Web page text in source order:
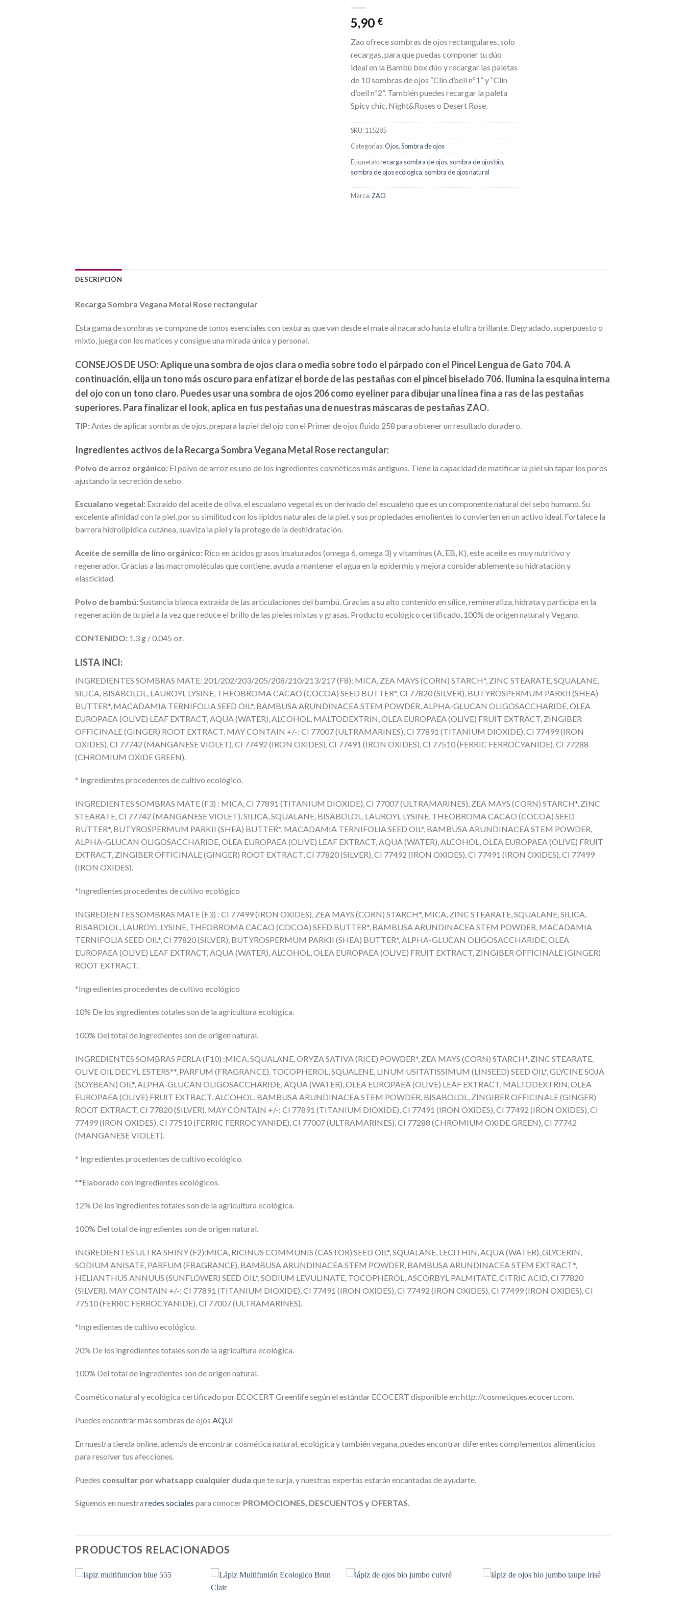
5,90 €
Zao ofrece sombras de ojos rectangulares, solo
recargas, para que puedas componer tu dúo
ideal en la Bambú box dúo y recargar las paletas
de 10 sombras de ojos “Clin d’oeil nº1” y “Clin
d’oeil nº2”. También puedes recargar la paleta
Spicy chic, Night&Roses o Desert Rose.
SKU:115285
Categorías:Ojos,Sombra de ojos
Etiquetas:recarga sombra de ojos, sombra de ojos bio,
sombra de ojos ecologica, sombra de ojos natural
Marca:ZAO
DESCRIPCIÓN
Recarga Sombra Vegana Metal Rose rectangular
Esta gama de sombras se compone de tonos esenciales con texturas que van desde el mate al nacarado hasta el ultra brillante. Degradado, superpuesto o
mixto, juega con los matices y consigue una mirada única y personal.
CONSEJOS DE USO:Aplique una sombra de ojos clara o media sobre todo el párpado con el Pincel Lengua de Gato 704. A
continuación, elija un tono más oscuro para enfatizar el borde de las pestañas con el pincel biselado 706. Ilumina la esquina interna
del ojo con un tono claro. Puedes usar una sombra de ojos 206 como eyeliner para dibujar una línea fina a ras de las pestañas
superiores. Para finalizar el look, aplica en tus pestañas una de nuestras máscaras de pestañas ZAO.
TIP:Antes de aplicar sombras de ojos, prepara la piel del ojo con el Primer de ojos fluido 258 para obtener un resultado duradero.
Ingredientes activos de la Recarga Sombra Vegana Metal Roserectangular:
Polvo de arroz orgánico: El polvo de arroz es uno de los ingredientes cosméticos más antiguos. Tiene la capacidad de matificar la piel sin tapar los poros
ajustando la secreción de sebo.
Escualano vegetal: Extraído del aceite de oliva, el escualano vegetal es un derivado del escualeno que es un componente natural del sebo humano. Su
excelente afinidad con la piel, por su similitud con los lípidos naturales de la piel, y sus propiedades emolientes lo convierten en un activo ideal. Fortalece la
barrera hidrolipídica cutánea, suaviza la piel y la protege de la deshidratación.
Aceite de semilla de lino orgánico: Rico en ácidos grasos insaturados (omega 6, omega 3) y vitaminas (A, EB, K), este aceite es muy nutritivo y
regenerador. Gracias a las macromoléculas que contiene, ayuda a mantener el agua en la epidermis y mejora considerablemente su hidratación y
elasticidad.
Polvo de bambú:Sustancia blanca extraída de las articulaciones del bambú. Gracias a su alto contenido en sílice, remineraliza, hidrata y participa en la
regeneración de tu piel a la vez que reduce el brillo de las pieles mixtas y grasas. Producto ecológico certificado, 100% de origen natural y Vegano.
CONTENIDO: 1.3 g / 0.045 oz.
LISTA INCI:
INGREDIENTES SOMBRAS MATE: 201/202/203/205/208/210/213/217 (F8): MICA, ZEA MAYS (CORN) STARCH*, ZINC STEARATE, SQUALANE,
SILICA, BISABOLOL, LAUROYL LYSINE, THEOBROMA CACAO (COCOA) SEED BUTTER*, CI 77820 (SILVER), BUTYROSPERMUM PARKII (SHEA)
BUTTER*, MACADAMIA TERNIFOLIA SEED OIL*, BAMBUSA ARUNDINACEA STEM POWDER, ALPHA-GLUCAN OLIGOSACCHARIDE, OLEA
EUROPAEA (OLIVE) LEAF EXTRACT, AQUA (WATER), ALCOHOL, MALTODEXTRIN, OLEA EUROPAEA (OLIVE) FRUIT EXTRACT, ZINGIBER
OFFICINALE (GINGER) ROOT EXTRACT. MAY CONTAIN +/-: CI 77007 (ULTRAMARINES), CI 77891 (TITANIUM DIOXIDE), CI 77499 (IRON
OXIDES), CI 77742 (MANGANESE VIOLET), CI 77492 (IRON OXIDES), CI 77491 (IRON OXIDES), CI 77510 (FERRIC FERROCYANIDE), CI 77288
(CHROMIUM OXIDE GREEN).
* Ingredientes procedentes de cultivo ecológico.
INGREDIENTES SOMBRAS MATE (F3) : MICA, CI 77891 (TITANIUM DIOXIDE), CI 77007 (ULTRAMARINES), ZEA MAYS (CORN) STARCH*, ZINC
STEARATE, CI 77742 (MANGANESE VIOLET), SILICA, SQUALANE, BISABOLOL, LAUROYL LYSINE, THEOBROMA CACAO (COCOA) SEED
BUTTER*, BUTYROSPERMUM PARKII (SHEA) BUTTER*, MACADAMIA TERNIFOLIA SEED OIL*, BAMBUSA ARUNDINACEA STEM POWDER,
ALPHA-GLUCAN OLIGOSACCHARIDE, OLEA EUROPAEA (OLIVE) LEAF EXTRACT, AQUA (WATER), ALCOHOL, OLEA EUROPAEA (OLIVE) FRUIT
EXTRACT, ZINGIBER OFFICINALE (GINGER) ROOT EXTRACT, CI 77820 (SILVER), CI 77492 (IRON OXIDES), CI 77491 (IRON OXIDES), CI 77499
(IRON OXIDES).
*Ingredientes procedentes de cultivo ecológico
INGREDIENTES SOMBRAS MATE (F3) : CI 77499 (IRON OXIDES), ZEA MAYS (CORN) STARCH*, MICA, ZINC STEARATE, SQUALANE, SILICA,
BISABOLOL, LAUROYL LYSINE, THEOBROMA CACAO (COCOA) SEED BUTTER*, BAMBUSA ARUNDINACEA STEM POWDER, MACADAMIA
TERNIFOLIA SEED OIL*, CI 77820 (SILVER), BUTYROSPERMUM PARKII (SHEA) BUTTER*, ALPHA-GLUCAN OLIGOSACCHARIDE, OLEA
EUROPAEA (OLIVE) LEAF EXTRACT, AQUA (WATER), ALCOHOL, OLEA EUROPAEA (OLIVE) FRUIT EXTRACT, ZINGIBER OFFICINALE (GINGER)
ROOT EXTRACT.
*Ingredientes procedentes de cultivo ecológico
10% De los ingredientes totales son de la agricultura ecológica.
100% Del total de ingredientes son de origen natural.
INGREDIENTES SOMBRAS PERLA (F10) :MICA, SQUALANE, ORYZA SATIVA (RICE) POWDER*, ZEA MAYS (CORN) STARCH*, ZINC STEARATE,
OLIVE OIL DECYL ESTERS**, PARFUM (FRAGRANCE), TOCOPHEROL, SQUALENE, LINUM USITATISSIMUM (LINSEED) SEED OIL*, GLYCINE SOJA
(SOYBEAN) OIL*, ALPHA-GLUCAN OLIGOSACCHARIDE, AQUA (WATER), OLEA EUROPAEA (OLIVE) LEAF EXTRACT, MALTODEXTRIN, OLEA
EUROPAEA (OLIVE) FRUIT EXTRACT, ALCOHOL, BAMBUSA ARUNDINACEA STEM POWDER, BISABOLOL, ZINGIBER OFFICINALE (GINGER)
ROOT EXTRACT, CI 77820 (SILVER). MAY CONTAIN +/-: CI 77891 (TITANIUM DIOXIDE), CI 77491 (IRON OXIDES), CI 77492 (IRON OXIDES), CI
77499 (IRON OXIDES), CI 77510 (FERRIC FERROCYANIDE), CI 77007 (ULTRAMARINES), CI 77288 (CHROMIUM OXIDE GREEN), CI 77742
(MANGANESE VIOLET).
* Ingredientes procedentes de cultivo ecológico.
**Elaborado con ingredientes ecológicos.
12% De los ingredientes totales son de la agricultura ecológica.
100% Del total de ingredientes son de origen natural.
INGREDIENTES ULTRA SHINY (F2):MICA, RICINUS COMMUNIS (CASTOR) SEED OIL*, SQUALANE, LECITHIN, AQUA (WATER), GLYCERIN,
SODIUM ANISATE, PARFUM (FRAGRANCE), BAMBUSA ARUNDINACEA STEM POWDER, BAMBUSA ARUNDINACEA STEM EXTRACT*,
HELIANTHUS ANNUUS (SUNFLOWER) SEED OIL*, SODIUM LEVULINATE, TOCOPHEROL, ASCORBYL PALMITATE, CITRIC ACID, CI 77820
(SILVER). MAY CONTAIN +/-: CI 77891 (TITANIUM DIOXIDE), CI 77491 (IRON OXIDES), CI 77492 (IRON OXIDES), CI 77499 (IRON OXIDES), CI
77510 (FERRIC FERROCYANIDE), CI 77007 (ULTRAMARINES).
*Ingredientes de cultivo ecológico.
20% De los ingredientes totales son de la agricultura ecológica.
100% Del total de ingredientes son de origen natural.
Cosmético natural y ecológica certificado por ECOCERT Greenlife según el estándar ECOCERT disponible en: http://cosmetiques.ecocert.com.
Puedes encontrar más sombras de ojos AQUI
En nuestra tienda online, además de encontrar cosmética natural, ecológica y también vegana, puedes encontrar diferentes complementos alimenticios
para resolver tus afecciones.
Puedes consultar por whatsapp cualquier duda que te surja, y nuestras expertas estarán encantadas de ayudarte.
Síguenos en nuestra redes sociales para conocer PROMOCIONES, DESCUENTOS y OFERTAS.
PRODUCTOS RELACIONADOS